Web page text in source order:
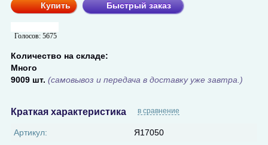
Купить Быстрый заказ
Голосов: 5675
Количество на складе:
Много
9009 шт. (самовывоз и передача в доставку уже завтра.)
Краткая характеристика в сравнение
Артикул:
Я17050